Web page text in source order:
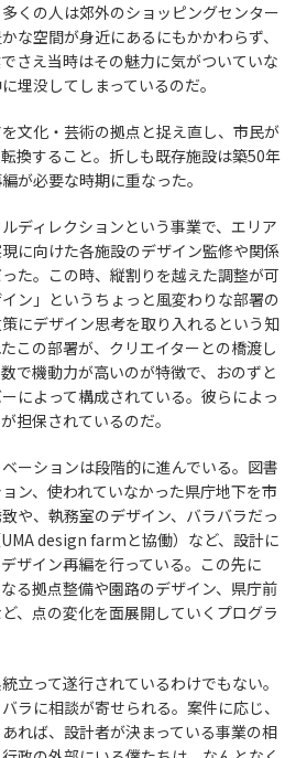
くの人は郊外のショッピングセンター
な空間が身近にあるにもかかわらず、
さえ当時はその魅力に気がついていな
埋没してしまっているのだ。
文化・芸術の拠点と捉え直し、市民が
換すること。折しも既存施設は築50年
が必要な時期に重なった。
ディレクションという事業で、エリア
に向けた各施設のデザイン監修や関係
た。この時、縦割りを越えた調整が可
ン」というちょっと風変わりな部署の
にデザイン思考を取り入れるという知
この部署が、クリエイターとの橋渡し
で機動力が高いのが特徴で、おのずと
によって構成されている。彼らによっ
担保されているのだ。
ーションは段階的に進んでいる。図書
ン、使われていなかった県庁地下を市
や、執務室のデザイン、バラバラだっ
design farmと協働）など、設計に
ザイン再編を行っている。この先に
る拠点整備や園路のデザイン、県庁前
、点の変化を面展開していくプログラ
立って遂行されているわけでもない。
ラに相談が寄せられる。案件に応じ、
れば、設計者が決まっている事業の相